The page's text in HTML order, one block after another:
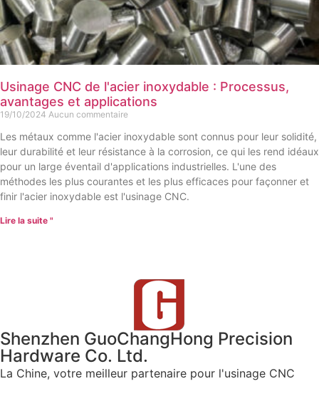
Usinage CNC de l'acier inoxydable : Processus,
avantages et applications
19/10/2024 Aucun commentaire
Les métaux comme l'acier inoxydable sont connus pour leur solidité,
leur durabilité et leur résistance à la corrosion, ce qui les rend idéaux
pour un large éventail d'applications industrielles. L'une des
méthodes les plus courantes et les plus efficaces pour façonner et
finir l'acier inoxydable est l'usinage CNC.
Lire la suite "
Shenzhen GuoChangHong Precision
Hardware Co. Ltd.
La Chine, votre meilleur partenaire pour l'usinage CNC